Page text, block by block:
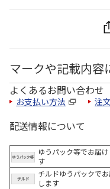
マークや記載内容
よくあるお問い合わせ
お支払い方法 注
配送情報について
ゆうパック等でお届
す
チルドゆうパックで
します